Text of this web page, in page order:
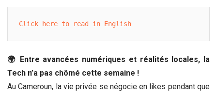
Click here to read in English
🌍 Entre avancées numériques et réalités locales, la
Tech n’a pas chômé cette semaine !
Au Cameroun, la vie privée se négocie en likes pendant que